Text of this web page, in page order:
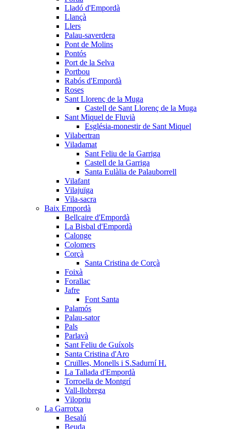
Lladó d'Empordà
Llançà
Llers
Palau-saverdera
Pont de Molins
Pontós
Port de la Selva
Portbou
Rabós d'Empordà
Roses
Sant Llorenç de la Muga
Castell de Sant Llorenç de la Muga
Sant Miquel de Fluvià
Església-monestir de Sant Miquel
Vilabertran
Viladamat
Sant Feliu de la Garriga
Castell de la Garriga
Santa Eulàlia de Palauborrell
Vilafant
Vilajuïga
Vila-sacra
Baix Empordà
Bellcaire d'Empordà
La Bisbal d'Empordà
Calonge
Colomers
Corçà
Santa Cristina de Corçà
Foixà
Forallac
Jafre
Font Santa
Palamós
Palau-sator
Pals
Parlavà
Sant Feliu de Guíxols
Santa Cristina d'Aro
Cruïlles, Monells i S.Sadurní H.
La Tallada d'Empordà
Torroella de Montgrí
Vall-llobrega
Vilopriu
La Garrotxa
Besalú
Beuda